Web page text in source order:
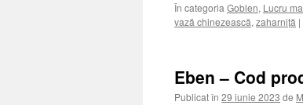
În categoria Goblen, Lucru
vază chinezească, zaharniță |
Eben – Cod
Publicat în 29 iunie 2023 de